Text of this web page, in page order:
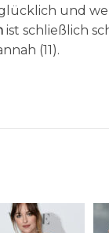
und
ist schließlich
(11).